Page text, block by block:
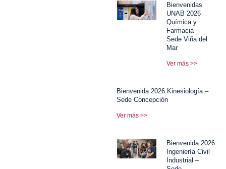
Bienvenidas
UNAB 2026
Química y
Farmacia –
Sede Viña del
Mar
Ver más >>
Bienvenida 2026 Kinesiología –
Sede Concepción
Ver más >>
Bienvenida 2026
Ingeniería Civil
Industrial –